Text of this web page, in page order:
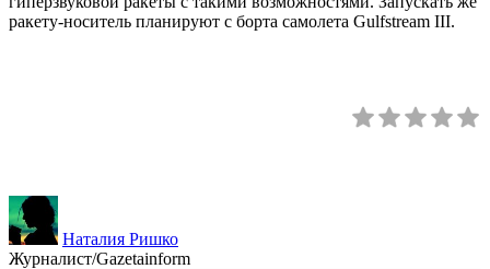
ракету-носитель планируют с борта самолета Gulfstream III.
Наталия Ришко
Журналист/Gazetainform